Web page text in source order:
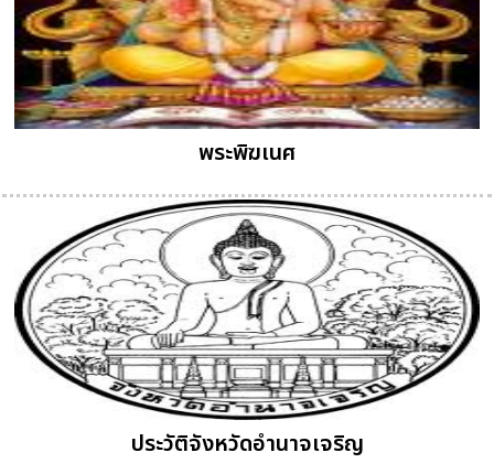
พระพิฆเนศ
ประวัติจังหวัดอำนาจเจริญ